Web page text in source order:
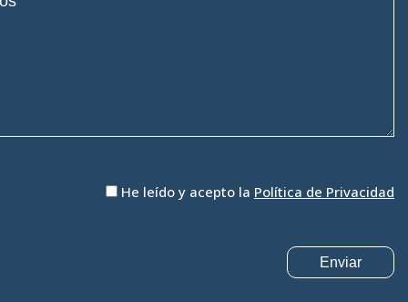
He leído y acepto la Política de Privacidad